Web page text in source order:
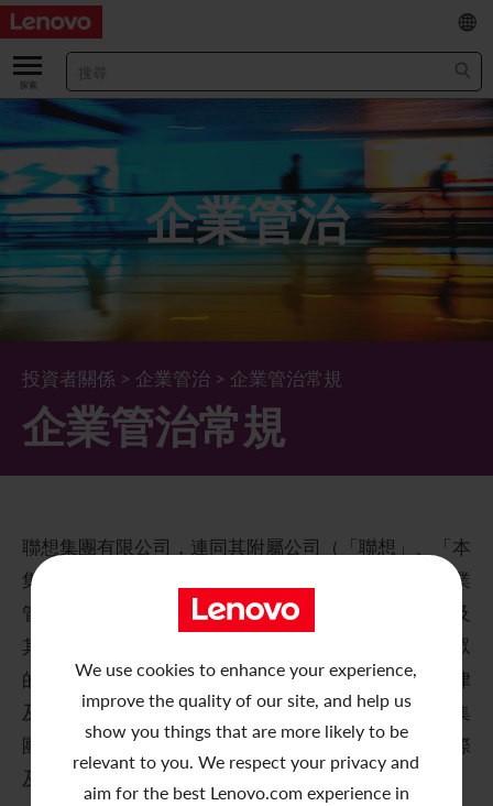
We use cookies to enhance your experience,
improve the quality of our site, and help us
show you things that are more likely to be
relevant to you. We respect your privacy and
aim for the best Lenovo.com experience in
關於我們
關於公司
董事長兼首席執行官報告書
管理團隊 (英文版)
Lenovo.com
公司新聞
業績及財務數據
主要財務數據
業績及推介材料
綜合全面收益表
綜合資產負債表
投資者
股票資料
新投資者
投資者活動年曆
主要企業行動
股息資料
分析師資料
股東結構
常見問題
法定公佈
年報/中期報告
公告
致登記股東函件
致非登記股東函件
股東會委任表格
網上股東大會操作指引
股份購回報告 (於二零零八年七月四日或之前)
董事會
董事委員會
組織章程細則
可持續發展
董事會對環境、社會及管治事宜的監管
綠色債券
聯合國可持續發展目標
社會責任網站 (英文版)
新聞和資源
EN
/
简
企業管治
投資者關係 > 企業管治 > 企業管治常規
企業管治常規
聯想集團有限公司，連同其附屬公司（「聯想」、「本
集團」）董事會及管理層致力實現及保持高標準的企業
管治，維持健全及良好的企業管治常規，以維護股東及
其他持份者，包括但不限於員工、客戶、供應商及公眾
的利益。本集團嚴格遵守營運地所屬管轄區的管治法律
及規例，及遵守監管機構發佈的適用指引及規則。本集
團對其企業管治制度進行定期審視，以確保其符合國際
及當地最佳常規。